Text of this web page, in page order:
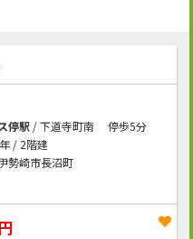
停駅/ 下道寺町南 停歩5分
/ 2階建
勢崎市長沼町